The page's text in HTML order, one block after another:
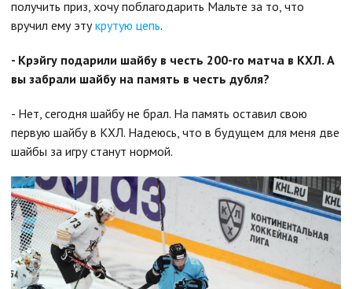
получить приз, хочу поблагодарить Мальте за то, что
вручил ему этукрутую цепь.
- Крэйгу подарили шайбу в честь 200-го матча в КХЛ. А
вы забрали шайбу на память в честь дубля?
- Нет, сегодня шайбу не брал. На память оставил свою
первую шайбу в КХЛ. Надеюсь, что в будущем для меня две
шайбы за игру станут нормой.